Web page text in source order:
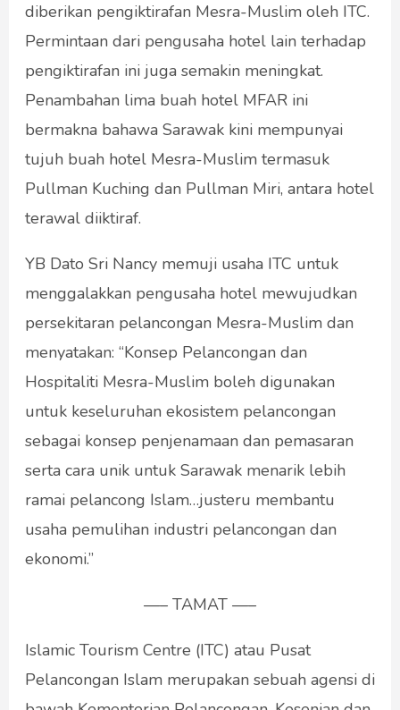
diberikan pengiktirafan Mesra-Muslim oleh ITC.
Permintaan dari pengusaha hotel lain terhadap
pengiktirafan ini juga semakin meningkat.
Penambahan lima buah hotel MFAR ini
bermakna bahawa Sarawak kini mempunyai
tujuh buah hotel Mesra-Muslim termasuk
Pullman Kuching dan Pullman Miri, antara hotel
terawal diiktiraf.
YB Dato Sri Nancy memuji usaha ITC untuk
menggalakkan pengusaha hotel mewujudkan
persekitaran pelancongan Mesra-Muslim dan
menyatakan: “Konsep Pelancongan dan
Hospitaliti Mesra-Muslim boleh digunakan
untuk keseluruhan ekosistem pelancongan
sebagai konsep penjenamaan dan pemasaran
serta cara unik untuk Sarawak menarik lebih
ramai pelancong Islam…justeru membantu
usaha pemulihan industri pelancongan dan
ekonomi.”
—– TAMAT —–
Islamic Tourism Centre (ITC) atau Pusat
Pelancongan Islam merupakan sebuah agensi di